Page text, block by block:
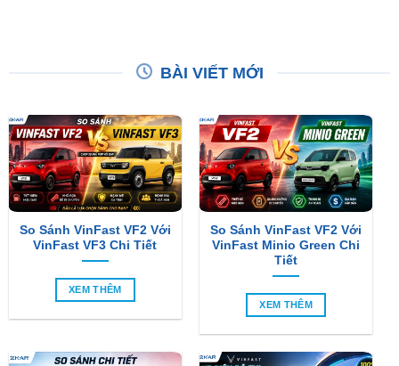
So Sánh VinFast VF2 Với
VinFast VF3 Chi Tiết
XEM THÊM
So Sánh VinFast VF2 Với
VinFast Minio Green Chi
Tiết
XEM THÊM